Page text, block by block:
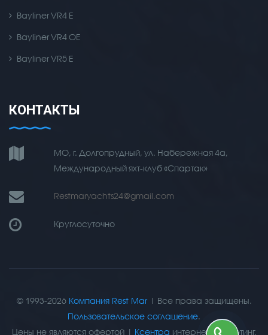
Bayliner VR4 E
Bayliner VR4 OE
Bayliner VR5 E
КОНТАКТЫ
МО, г. Долгопрудный, ул. Набережная 4а,
Международный яхт-клуб «Спартак»
Restmaryachts24@gmail.com
Круглосуточно
© 1993-2026 Компания Rest Mar| Все права защищены.
Пользовательское соглашение.
Цены не являются офертой | Ксентра интернет-маркетинг.